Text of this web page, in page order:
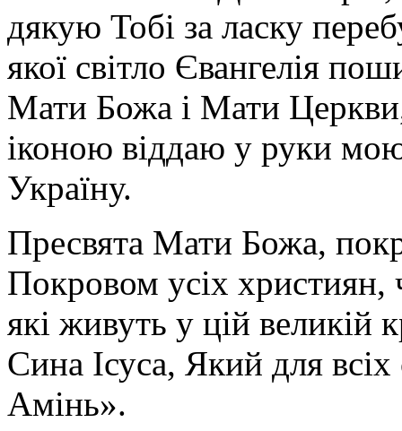
дякую Тобі за ласку
якої світло Євангелія
Мати Божа і Мати
іконою віддаю у руки
Україну.
Пресвята Мати Божа,
Покровом усіх християн,
які живуть у цій великій
Сина Ісуса, Який для
Амінь».